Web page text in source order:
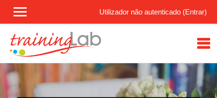
Utilizador não autenticado (Entrar)